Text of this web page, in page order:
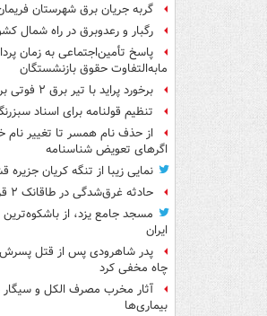
گربه جریان برق شهرستان
رگبار و رعدوبرق در راه شمال
پاسخ تأمین‌اجتماعی به زمان
مابه‌التفاوت حقوق بازنشستگان
برخورد پراید با تیر برق ۲ فوتی بر جای گذاشت
تنظیم قولنامه برای اسناد
از حذف نام همسر تا تغییر نام
اگرهای تعویض شناسنامه
نمایی زیبا از تنگه کریان جزیره
حادثه غرق‌شدگی در طاقانک ۲ قربانی گرفت
مسجد جامع یزد، از
ایران
پدر شاهرودی پس از قتل
چاه مخفی کرد
آثار مخرب مصرف الکل و سیگار
بیماری‌ها